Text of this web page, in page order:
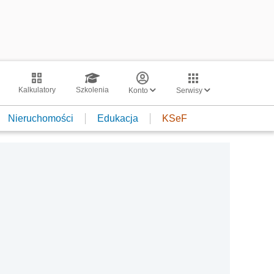
Kalkulatory Szkolenia Konto Serwisy
Nieruchomości Edukacja KSeF